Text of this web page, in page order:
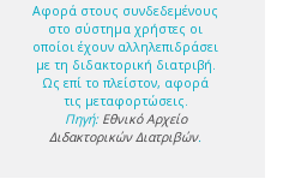
Αφορά στους συνδεδεμένους
στο σύστημα χρήστες οι
οποίοι έχουν αλληλεπιδράσει
με τη διδακτορική διατριβή.
Ως επί το πλείστον, αφορά
τις μεταφορτώσεις.
Πηγή: Εθνικό Αρχείο
Διδακτορικών Διατριβών.